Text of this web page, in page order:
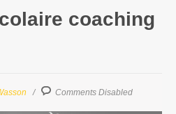
coaching
Comments Disabled